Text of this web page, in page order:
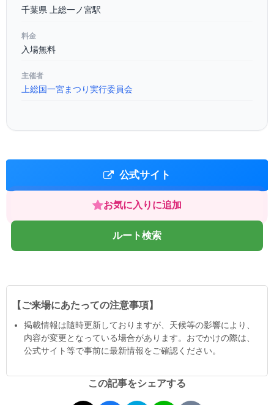
千葉県 上総一ノ宮駅
料金
入場無料
主催者
上総国一宮まつり実行委員会
公式サイト
お気に入りに追加
ルート検索
【ご来場にあたっての注意事項】
掲載情報は隨時更新しておりますが、天候等の影響により、
内容が変更となっている場合があります。おでかけの際は、
公式サイト等で事前に最新情報をご確認ください。
この記事をシェアする